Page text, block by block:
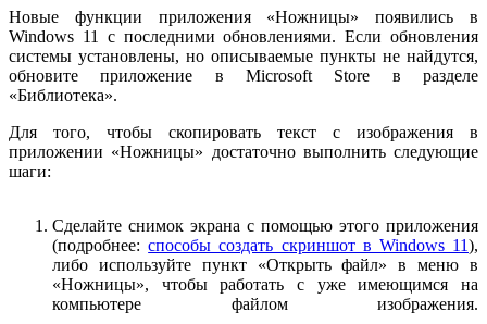
Новые функции приложения «Ножницы» появились в
Windows 11 с последними обновлениями. Если обновления
системы установлены, но описываемые пункты не найдутся,
обновите приложение в Microsoft Store в разделе
«Библиотека».
Для того, чтобы скопировать текст с изображения в
приложении «Ножницы» достаточно выполнить следующие
шаги:
Сделайте снимок экрана с помощью этого приложения
(подробнее:способы создать скриншот в Windows 11),
либо используйте пункт «Открыть файл» в меню в
«Ножницы», чтобы работать с уже имеющимся на
компьютере файлом изображения.